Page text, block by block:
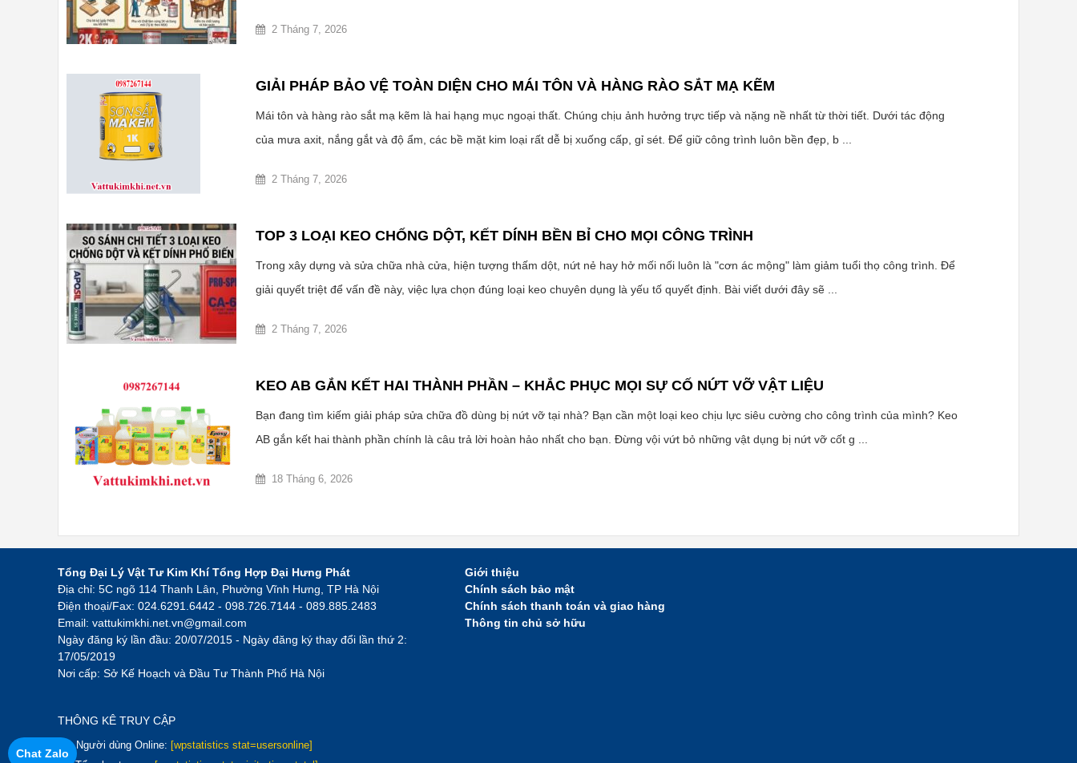
2 Tháng 7, 2026
GIẢI PHÁP BẢO VỆ TOÀN DIỆN CHO MÁI TÔN VÀ HÀNG RÀO SẮT MẠ KẼM
Mái tôn và hàng rào sắt mạ kẽm là hai hạng mục ngoại thất. Chúng chịu ảnh hưởng trực tiếp và nặng nề nhất từ thời tiết. Dưới tác động
của mưa axit, nắng gắt và độ ẩm, các bề mặt kim loại rất dễ bị xuống cấp, gỉ sét. Để giữ công trình luôn bền đẹp, b ...
2 Tháng 7, 2026
TOP 3 LOẠI KEO CHỐNG DỘT, KẾT DÍNH BỀN BỈ CHO MỌI CÔNG TRÌNH
Trong xây dựng và sửa chữa nhà cửa, hiện tượng thấm dột, nứt nẻ hay hở mối nối luôn là "cơn ác mộng" làm giảm tuổi thọ công trình. Để
giải quyết triệt để vấn đề này, việc lựa chọn đúng loại keo chuyên dụng là yếu tố quyết định. Bài viết dưới đây sẽ ...
2 Tháng 7, 2026
KEO AB GẮN KẾT HAI THÀNH PHẦN – KHẮC PHỤC MỌI SỰ CỐ NỨT VỠ VẬT LIỆU
Bạn đang tìm kiếm giải pháp sửa chữa đồ dùng bị nứt vỡ tại nhà? Bạn cần một loại keo chịu lực siêu cường cho công trình của mình? Keo
AB gắn kết hai thành phần chính là câu trả lời hoàn hảo nhất cho bạn. Đừng vội vứt bỏ những vật dụng bị nứt vỡ cốt g ...
18 Tháng 6, 2026
Tổng Đại Lý Vật Tư Kim Khí Tổng Hợp Đại Hưng Phát
Địa chỉ: 5C ngõ 114 Thanh Lân, Phường Vĩnh Hưng, TP Hà Nội
Điện thoại/Fax: 024.6291.6442 - 098.726.7144 - 089.885.2483
Email: vattukimkhi.net.vn@gmail.com
Ngày đăng ký lần đầu: 20/07/2015 - Ngày đăng ký thay đổi lần thứ 2:
17/05/2019
Nơi cấp: Sở Kế Hoạch và Đầu Tư Thành Phố Hà Nội
THÔNG KÊ TRUY CẬP
Người dùng Online: [wpstatistics stat=usersonline]
Giới thiệu
Chính sách bảo mật
Chính sách thanh toán và giao hàng
Thông tin chủ sở hữu
Chat Zalo